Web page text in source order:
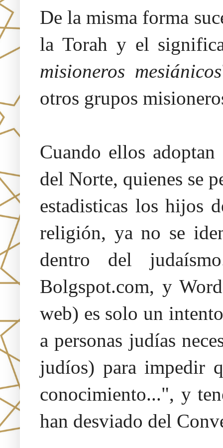
De la misma forma
la Torah y el
misioneros mesiánicos
otros grupos
Cuando ellos
del Norte, quienes se
estadisticas los hijos
religión, ya no se
dentro del
Bolgspot.com, y
web) es solo un
a personas judías
judíos) para impedir
conocimiento...", y
han desviado del